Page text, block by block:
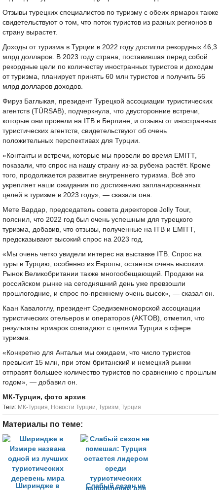
Отзывы турецких специалистов по туризму с обеих ярмарок также
свидетельствуют о том, что поток туристов из разных регионов в
страну вырастет.
Доходы от туризма в Турции в 2022 году достигли рекордных 46,3
млрд долларов. В 2023 году страна, поставившая перед собой
рекордные цели по количеству иностранных туристов и доходам
от туризма, планирует принять 60 млн туристов и получить 56
млрд долларов доходов.
Фируз Баглыкая, президент Турецкой ассоциации туристических
агентств (TÜRSAB), подчеркнула, что двусторонние встречи,
которые они провели на ITB в Берлине, и отзывы от иностранных
туристических агентств, свидетельствуют об очень
положительных перспективах для Турции.
«Контакты и встречи, которые мы провели во время EMITT,
показали, что спрос на нашу страну из-за рубежа растёт. Кроме
того, продолжается развитие внутреннего туризма. Всё это
укрепляет наши ожидания по достижению запланированных
целей в туризме в 2023 году», — сказала она.
Мете Вардар, председатель совета директоров Jolly Tour,
пояснил, что 2022 год был очень успешным для турецкого
туризма, добавив, что отзывы, полученные на ITB и EMITT,
предсказывают высокий спрос на 2023 год.
«Мы очень четко увидели интерес на выставке ITB. Спрос на
туры в Турцию, особенно из Европы, остается очень высоким.
Рынок Великобритании также многообещающий. Продажи на
российском рынке на сегодняшний день уже превзошли
прошлогодние, и спрос по-прежнему очень высок», — сказал он.
Каан Кавалоглу, президент Средиземноморской ассоциации
туристических отельеров и операторов (AKTOB), отметил, что
результаты ярмарок совпадают с целями Турции в сфере
туризма.
«Конкретно для Антальи мы ожидаем, что число туристов
превысит 15 млн, при этом британский и немецкий рынки
отправят большее количество туристов по сравнению с прошлым
годом», — добавил он.
МК-Турция, фото архив
Tеги: МК-Турция, Новости Турции, Туризм, Турция
Материалы по теме:
Шириндже в
Слабый сезон не